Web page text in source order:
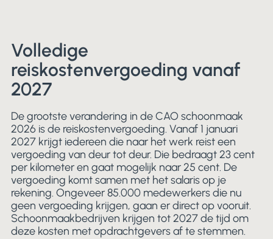
Volledige
reiskostenvergoeding vanaf
2027
De grootste verandering in de CAO schoonmaak
2026 is de reiskostenvergoeding. Vanaf 1 januari
2027 krijgt iedereen die naar het werk reist een
vergoeding van deur tot deur. Die bedraagt 23 cent
per kilometer en gaat mogelijk naar 25 cent. De
vergoeding komt samen met het salaris op je
rekening. Ongeveer 85.000 medewerkers die nu
geen vergoeding krijgen, gaan er direct op vooruit.
Schoonmaakbedrijven krijgen tot 2027 de tijd om
deze kosten met opdrachtgevers af te stemmen.